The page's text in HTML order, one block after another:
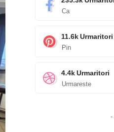
Ca
11.6k Urmaritori
Pin
4.4k Urmaritori
Urmareste
-